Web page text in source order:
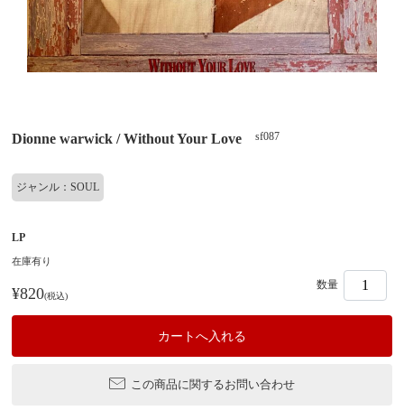
Dionne warwick / Without Your Love sf087
ジャンル：SOUL
LP
在庫有り
¥820(税込)
数量
この商品に関するお問い合わせ